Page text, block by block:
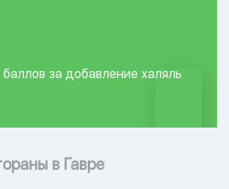
баллов за добавление халяль
в Гавре